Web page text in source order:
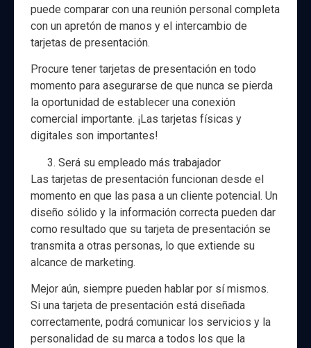
puede comparar con una reunión personal completa
con un apretón de manos y el intercambio de
tarjetas de presentación.
Procure tener tarjetas de presentación en todo
momento para asegurarse de que nunca se pierda
la oportunidad de establecer una conexión
comercial importante. ¡Las tarjetas físicas y
digitales son importantes!
Será su empleado más trabajador
Las tarjetas de presentación funcionan desde el
momento en que las pasa a un cliente potencial. Un
diseño sólido y la información correcta pueden dar
como resultado que su tarjeta de presentación se
transmita a otras personas, lo que extiende su
alcance de marketing.
Mejor aún, siempre pueden hablar por sí mismos.
Si una tarjeta de presentación está diseñada
correctamente, podrá comunicar los servicios y la
personalidad de su marca a todos los que la